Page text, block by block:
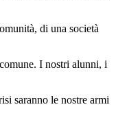
di una società
I nostri alunni, i
saranno le nostre armi